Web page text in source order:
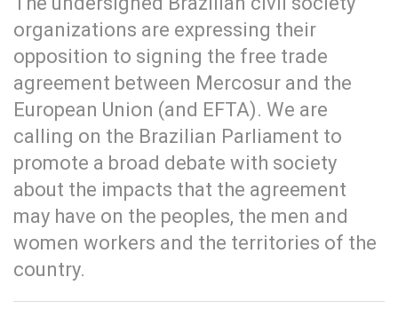
organizations are expressing their
opposition to signing the free trade
agreement between Mercosur and the
European Union (and EFTA). We are
calling on the Brazilian Parliament to
promote a broad debate with society
about the impacts that the agreement
may have on the peoples, the men and
women workers and the territories of the
country.